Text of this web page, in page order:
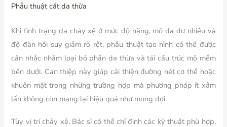
Phẫu thuật cắt da thừa
Khi tình trạng da chảy xệ ở mức độ nặng, mô da dư nhiều và
độ đàn hồi suy giảm rõ rệt, phẫu thuật tạo hình có thể được
cân nhắc nhằm loại bỏ phần da thừa và tái cấu trúc mô mềm
bên dưới. Can thiệp này giúp cải thiện đường nét cơ thể hoặc
khuôn mặt trong những trường hợp mà phương pháp ít xâm
lấn không còn mang lại hiệu quả như mong đợi.
Tùy vị trí chảy xệ, Bác sĩ có thể chỉ định các kỹ thuật phù hợp,